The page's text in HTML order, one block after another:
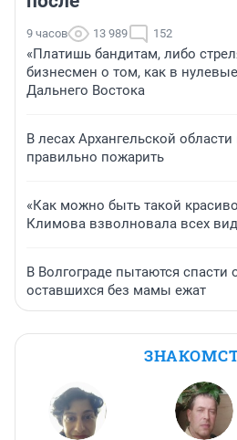
9 часов 13 989 152
«Платишь бандитам, либо
бизнесмен о том, как в
Дальнего Востока
В лесах Архангельской
правильно пожарить
«Как можно быть такой
Климова взволновала всех
В Волгограде пытаются спасти
оставшихся без мамы ежат